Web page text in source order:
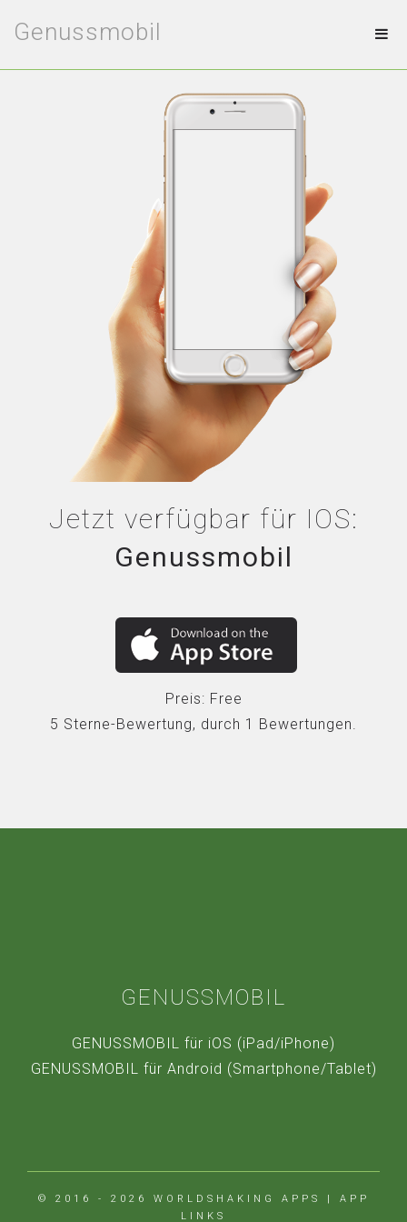
Genussmobil
Jetzt verfügbar für IOS:
Genussmobil
Preis: Free
5 Sterne-Bewertung, durch 1 Bewertungen.
GENUSSMOBIL
GENUSSMOBIL für iOS (iPad/iPhone)
GENUSSMOBIL für Android (Smartphone/Tablet)
© 2016 - 2026 WORLDSHAKING APPS | APP
LINKS